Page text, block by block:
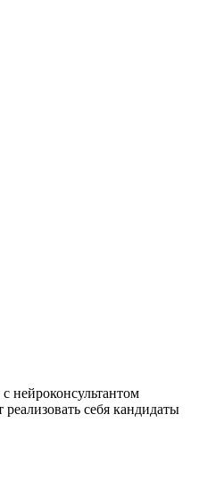
нейроконсультантом
себя кандидаты